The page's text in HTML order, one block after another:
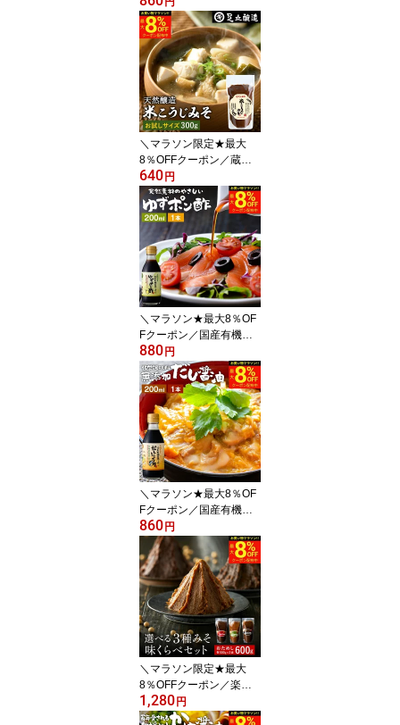
有機醤油 濃口 200ml 無
添加 無添加醤油 濃口 濃
い口 こいくち 足立醸造
木桶 醤油 しょうゆ 有機
無農薬 オーガニック 化
学調味料無添加 国産 丸
大豆 高級 長期熟成 天然
醸造 本醸造 国産 ギフト
＼マラソン限定★最大
8％OFFクーポン／蔵出
し直送 毎日飲みたくなる
足立醸造の定番みそ 米こ
うじみそ 300g お試し 足
立醸造 甘口 味噌 みそ 米
みそ 高級 国産大豆 丸大
豆 離乳食 米麹味噌 自然
食品 長期熟成 天然醸造
手作り 調味料 安心 こど
も 味噌汁 国産
640 円
＼マラソン★最大8％OF
Fクーポン／国産有機醤
油を使った ゆずポン酢 2
00ml お試し ミニ 足立醸
造 ポン酢 醤油 しょうゆ
ゆずぽん 木桶 醤油 無添
加 化学調味料無添加 ぽ
ん酢 ぽんず 柚子 ユズ ド
レッシング 国産 木桶仕
込み 調味料 有機 有機醤
油 ゆず ギフト プレゼン
ト
880 円
＼マラソン★最大8％OF
Fクーポン／国産有機醤
油を使った だし醤油 200
ml 足立醸造 だししょう
ゆ 木桶 醤油 しょうゆ 無
添加 化学調味料無添加
卵かけご飯 卵かけ 出汁
国産 高級 木桶仕込み 長
期熟成 万能醤油 蔵 調味
料 ミニ 丼物 煮物 甘口 め
んつゆ ギフト プレゼン
ト
860 円
＼マラソン限定★最大
8％OFFクーポン／楽天
味噌ランキング1位受賞
お試し 選べる 蔵元の3種
1,280 円